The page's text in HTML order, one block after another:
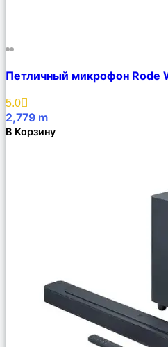
Описание
Избранное
Петличный микрофон Rode
5.0
2,779 m
В Корзину